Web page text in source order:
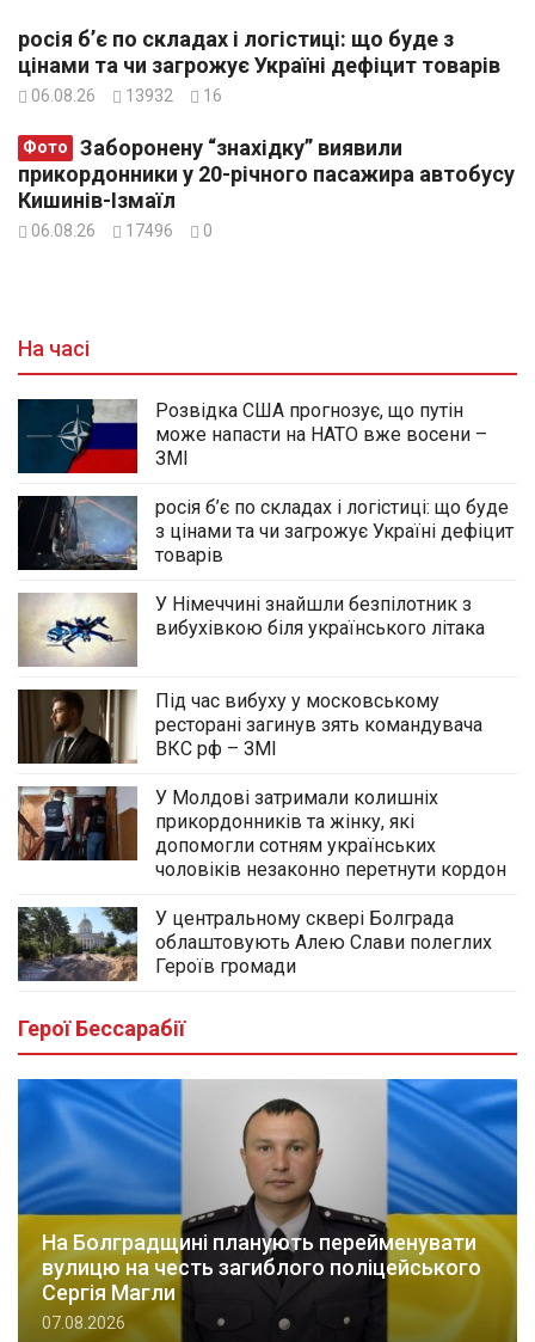
росія б’є по складах і логістиці: що буде з
цінами та чи загрожує Україні дефіцит товарів
06.08.26 13932 16
Фото
прикордонники у 20-річного пасажира автобусу
Кишинів-Ізмаїл
06.08.26 17496 0
На часі
Розвідка США прогнозує, що путін
може напасти на НАТО вже восени –
ЗМІ
росія б’є по складах і логістиці: що буде
з цінами та чи загрожує Україні дефіцит
товарів
У Німеччині знайшли безпілотник з
вибухівкою біля українського літака
Під час вибуху у московському
ресторані загинув зять командувача
ВКС рф – ЗМІ
У Молдові затримали колишніх
прикордонників та жінку, які
допомогли сотням українських
чоловіків незаконно перетнути кордон
У центральному сквері Болграда
облаштовують Алею Слави полеглих
Героїв громади
Герої Бессарабії
На Болградщині планують перейменувати
вулицю на честь загиблого поліцейського
Сергія Магли
07.08.2026